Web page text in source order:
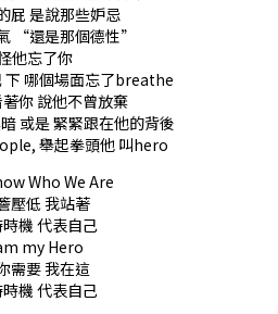
屁 是說那些妒忌
“還是那個德性”
他忘了你
下 哪個場面忘了breathe
你 說他不曾放棄
或是 緊緊跟在他的背後
舉起拳頭他 叫hero
Who We Are
壓低 我站著
機 代表自己
my Hero
需要 我在這
機 代表自己